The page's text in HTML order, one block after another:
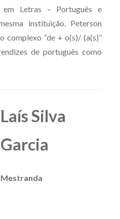
Letras – Português e
instituição. Peterson
complexo “de + o(s)/ (a(s)”
de português como
Laís Silva
Garcia
Mestranda